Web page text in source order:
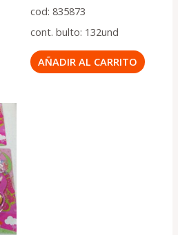
cod: 835873
cont. bulto: 132und
AÑADIR AL CARRITO